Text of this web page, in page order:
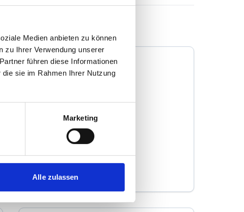
Medien anbieten zu können
zu Ihrer Verwendung unserer
führen diese Informationen
sie im Rahmen Ihrer Nutzung
Marketing
Alle zulassen
Immobilienmakler
Marktstr. 24
66346 Püttlingen
zum Anbieter